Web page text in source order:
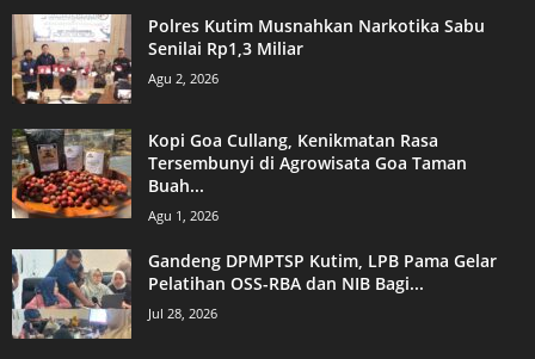
Polres Kutim Musnahkan Narkotika Sabu
Senilai Rp1,3 Miliar
Agu 2, 2026
Kopi Goa Cullang, Kenikmatan Rasa
Tersembunyi di Agrowisata Goa Taman
Buah...
Agu 1, 2026
Gandeng DPMPTSP Kutim, LPB Pama Gelar
Pelatihan OSS-RBA dan NIB Bagi...
Jul 28, 2026